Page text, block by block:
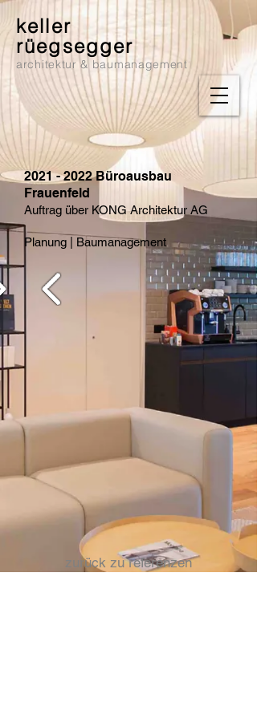
keller
rüegsegger
architektur & baumanagement
2021 - 2022Büroausbau
Frauenfeld
Auftrag über KONG Architektur AG
Planung | Baumanagement
zurück zu referenzen